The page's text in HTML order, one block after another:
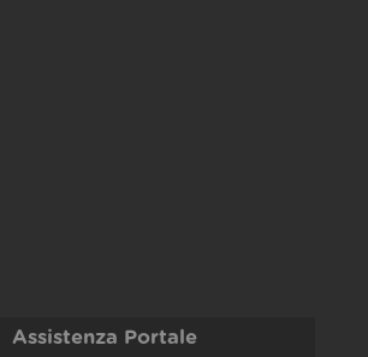
Assistenza Portale